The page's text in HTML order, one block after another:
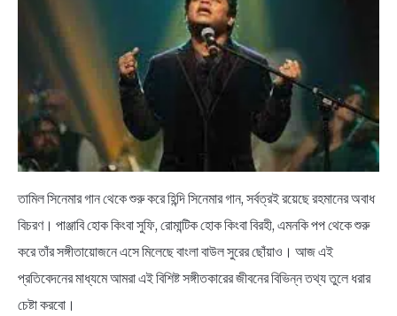
BENGALI LYRICS
BENGALI NAMES
BENGALI STORIES
তামিল সিনেমার গান থেকে শুরু করে হিন্দি সিনেমার গান, সর্বত্রই রয়েছে রহমানের অবাধ
বিচরণ। পাঞ্জাবি হোক কিংবা সুফি, রোমান্টিক হোক কিংবা বিরহী, এমনকি পপ থেকে শুরু
করে তাঁর সঙ্গীতায়োজনে এসে মিলেছে বাংলা বাউল সুরের ছোঁয়াও। আজ এই
প্রতিবেদনের মাধ্যমে আমরা এই বিশিষ্ট সঙ্গীতকারের জীবনের বিভিন্ন তথ্য তুলে ধরার
চেষ্টা করবো।